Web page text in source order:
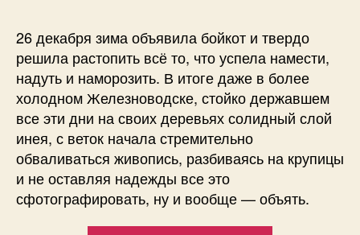
26 декабря зима объявила бойкот и твердо
решила растопить всё то, что успела намести,
надуть и наморозить. В итоге даже в более
холодном Железноводске, стойко державшем
все эти дни на своих деревьях солидный слой
инея, с веток начала стремительно
обваливаться живопись, разбиваясь на крупицы
и не оставляя надежды все это
сфотографировать, ну и вообще — объять.